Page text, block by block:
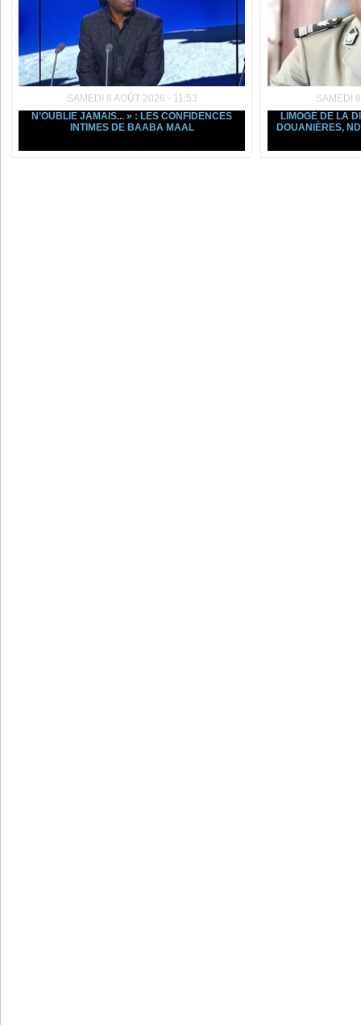
SAMEDI 8 AOÛT 2026 - 11:53
N’OUBLIE JAMAIS... » : LES CONFIDENCES
INTIMES DE BAABA MAAL
SAMEDI
LIMOGÉ DE LA
DOUANIÈRES,